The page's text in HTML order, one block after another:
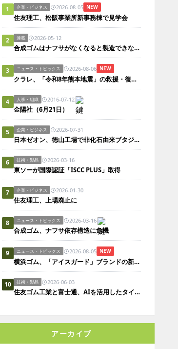
1 企業・ビジネス 2026-08-05 NEW
住友理工、松阪事業所新事務棟で見学会
2 連載 2026-05-12
合成ゴムはナフサがなくなると製造できないのか？
3 ニュース・トピックス 2026-08-06 NEW
クラレ、「令和8年熊本地震」の救援・復興に義援金
4 人事・組織 2016-07-12
金陽社（6月21日）
5 企業・ビジネス 2026-07-31
日本ゼオン、徳山工場で非化石由来ブタジエンの試作設備を竣工
6 技術・製品 2026-03-16
東ソーが国際認証「ISCC PLUS」取得
7 企業・ビジネス 2026-01-30
住友理工、上場廃止に
8 ニュース・トピックス 2026-03-16
合成ゴム、ナフサ依存構造に危機
9 ニュース・トピックス 2026-08-05 NEW
横浜ゴム、「アイスガード」ブランドの新テレビCMを順次放映
10 技術・製品 2026-06-03
住友ゴム工業と富士通、AIを活用したタイヤ構造解析の実証実験において所要時間を約90％短縮
アーカイブ